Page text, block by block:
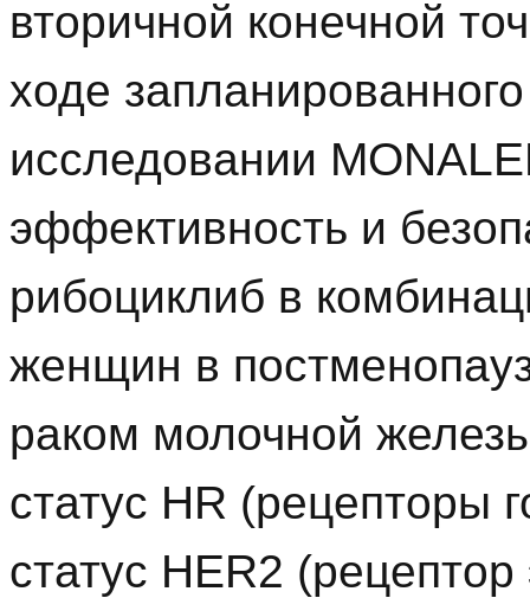
вторичной конечной
ходе
исследовании
эффективность и
рибоциклиб в
женщин в
раком молочной
статус HR (рецепторы
статус HER2